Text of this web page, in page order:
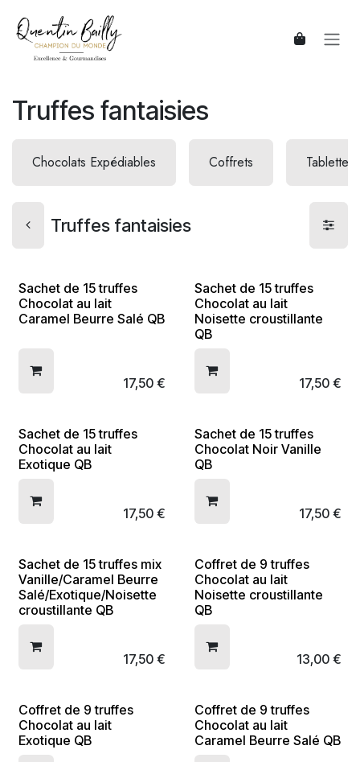
Truffes fantaisies
Chocolats Expédiables Coffrets
Truffes fantaisies
Sachet de 15 truffes
Chocolat au lait
Caramel Beurre Salé QB
17,50 €
Sachet de 15 truffes
Chocolat au lait
Noisette croustillante
QB
17,50 €
Sachet de 15 truffes
Chocolat au lait
Exotique QB
17,50 €
Sachet de 15 truffes
Chocolat Noir Vanille
QB
17,50 €
Sachet de 15 truffes mix
Vanille/Caramel Beurre
Salé/Exotique/Noisette
croustillante QB
17,50 €
Coffret de 9 truffes
Chocolat au lait
Noisette croustillante
QB
13,00 €
Coffret de 9 truffes
Chocolat au lait
Exotique QB
Coffret de 9 truffes
Chocolat au lait
Caramel Beurre Salé QB